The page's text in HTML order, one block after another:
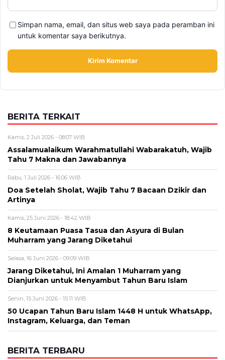
Simpan nama, email, dan situs web saya pada peramban ini
untuk komentar saya berikutnya.
BERITA TERKAIT
Kamis, 2 Juli 2026 - 08:07 WIB
Assalamualaikum Warahmatullahi Wabarakatuh, Wajib
Tahu 7 Makna dan Jawabannya
Rabu, 1 Juli 2026 - 16:06 WIB
Doa Setelah Sholat, Wajib Tahu 7 Bacaan Dzikir dan
Artinya
Kamis, 25 Juni 2026 - 18:42 WIB
8 Keutamaan Puasa Tasua dan Asyura di Bulan
Muharram yang Jarang Diketahui
Selasa, 16 Juni 2026 - 09:09 WIB
Jarang Diketahui, Ini Amalan 1 Muharram yang
Dianjurkan untuk Menyambut Tahun Baru Islam
Senin, 15 Juni 2026 - 15:11 WIB
50 Ucapan Tahun Baru Islam 1448 H untuk WhatsApp,
Instagram, Keluarga, dan Teman
BERITA TERBARU